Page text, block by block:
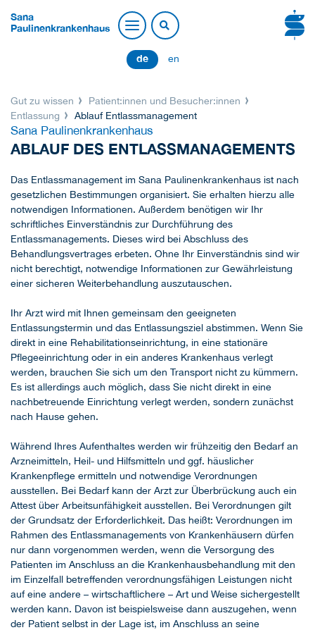
Sana
Paulinenkrankenhaus
de en
Gut zu wissen
Patient:innen und Besucher:innen
Entlassung
Ablauf Entlassmanagement
Sana Paulinenkrankenhaus
ABLAUF DES ENTLASSMANAGEMENTS
Das Entlassmanagement im Sana Paulinenkrankenhaus ist nach
gesetzlichen Bestimmungen organisiert. Sie erhalten hierzu alle
notwendigen Informationen. Außerdem benötigen wir Ihr
schriftliches Einverständnis zur Durchführung des
Entlassmanagements. Dieses wird bei Abschluss des
Behandlungsvertrages erbeten. Ohne Ihr Einverständnis sind wir
nicht berechtigt, notwendige Informationen zur Gewährleistung
einer sicheren Weiterbehandlung auszutauschen.
Ihr Arzt wird mit Ihnen gemeinsam den geeigneten
Entlassungstermin und das Entlassungsziel abstimmen. Wenn Sie
direkt in eine Rehabilitationseinrichtung, in eine stationäre
Pflegeeinrichtung oder in ein anderes Krankenhaus verlegt
werden, brauchen Sie sich um den Transport nicht zu kümmern.
Es ist allerdings auch möglich, dass Sie nicht direkt in eine
nachbetreuende Einrichtung verlegt werden, sondern zunächst
nach Hause gehen.
Während Ihres Aufenthaltes werden wir frühzeitig den Bedarf an
Arzneimitteln, Heil- und Hilfsmitteln und ggf. häuslicher
Krankenpflege ermitteln und notwendige Verordnungen
ausstellen. Bei Bedarf kann der Arzt zur Überbrückung auch ein
Attest über Arbeitsunfähigkeit ausstellen. Bei Verordnungen gilt
der Grundsatz der Erforderlichkeit. Das heißt: Verordnungen im
Rahmen des Entlassmanagements von Krankenhäusern dürfen
nur dann vorgenommen werden, wenn die Versorgung des
Patienten im Anschluss an die Krankenhausbehandlung mit den
im Einzelfall betreffenden verordnungsfähigen Leistungen nicht
auf eine andere – wirtschaftlichere – Art und Weise sichergestellt
werden kann. Davon ist beispielsweise dann auszugehen, wenn
der Patient selbst in der Lage ist, im Anschluss an seine